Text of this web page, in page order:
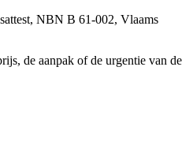
NBN B 61-002, Vlaams
de aanpak of de urgentie van de